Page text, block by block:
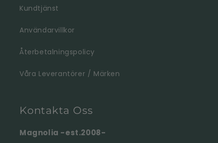
Kundtjänst
Användarvillkor
Återbetalningspolicy
Våra Leverantörer / Märken
Kontakta Oss
Magnolia -est.2008-